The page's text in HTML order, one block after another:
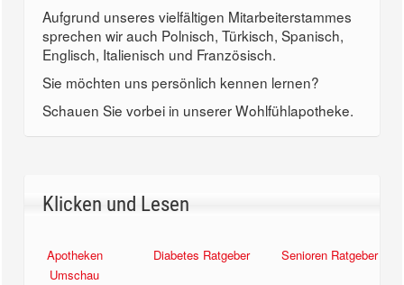
Aufgrund unseres vielfältigen Mitarbeiterstammes
sprechen wir auch Polnisch, Türkisch, Spanisch,
Englisch, Italienisch und Französisch.
Sie möchten uns persönlich kennen lernen?
Schauen Sie vorbei in unserer Wohlfühlapotheke.
Klicken und Lesen
Apotheken
Umschau
Diabetes Ratgeber Senioren Ratgeber